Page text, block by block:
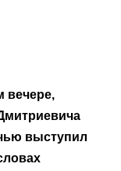
вечере,
выступил